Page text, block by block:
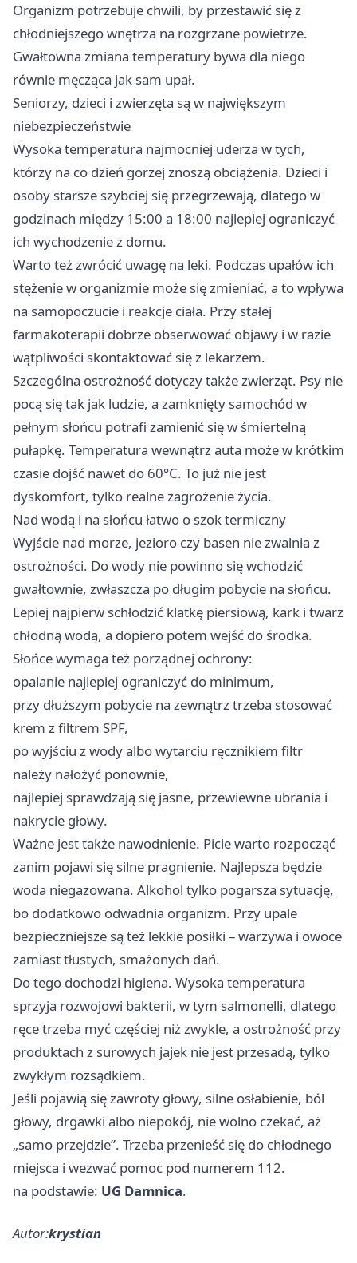
Organizm potrzebuje chwili, by przestawić się z
chłodniejszego wnętrza na rozgrzane powietrze.
Gwałtowna zmiana temperatury bywa dla niego
równie męcząca jak sam upał.
Seniorzy, dzieci i zwierzęta są w największym
niebezpieczeństwie
Wysoka temperatura najmocniej uderza w tych,
którzy na co dzień gorzej znoszą obciążenia. Dzieci i
osoby starsze szybciej się przegrzewają, dlatego w
godzinach między 15:00 a 18:00 najlepiej ograniczyć
ich wychodzenie z domu.
Warto też zwrócić uwagę na leki. Podczas upałów ich
stężenie w organizmie może się zmieniać, a to wpływa
na samopoczucie i reakcje ciała. Przy stałej
farmakoterapii dobrze obserwować objawy i w razie
wątpliwości skontaktować się z lekarzem.
Szczególna ostrożność dotyczy także zwierząt. Psy nie
pocą się tak jak ludzie, a zamknięty samochód w
pełnym słońcu potrafi zamienić się w śmiertelną
pułapkę. Temperatura wewnątrz auta może w krótkim
czasie dojść nawet do 60°C. To już nie jest
dyskomfort, tylko realne zagrożenie życia.
Nad wodą i na słońcu łatwo o szok termiczny
Wyjście nad morze, jezioro czy basen nie zwalnia z
ostrożności. Do wody nie powinno się wchodzić
gwałtownie, zwłaszcza po długim pobycie na słońcu.
Lepiej najpierw schłodzić klatkę piersiową, kark i twarz
chłodną wodą, a dopiero potem wejść do środka.
Słońce wymaga też porządnej ochrony:
opalanie najlepiej ograniczyć do minimum,
przy dłuższym pobycie na zewnątrz trzeba stosować
krem z filtrem SPF,
po wyjściu z wody albo wytarciu ręcznikiem filtr
należy nałożyć ponownie,
najlepiej sprawdzają się jasne, przewiewne ubrania i
nakrycie głowy.
Ważne jest także nawodnienie. Picie warto rozpocząć
zanim pojawi się silne pragnienie. Najlepsza będzie
woda niegazowana. Alkohol tylko pogarsza sytuację,
bo dodatkowo odwadnia organizm. Przy upale
bezpieczniejsze są też lekkie posiłki – warzywa i owoce
zamiast tłustych, smażonych dań.
Do tego dochodzi higiena. Wysoka temperatura
sprzyja rozwojowi bakterii, w tym salmonelli, dlatego
ręce trzeba myć częściej niż zwykle, a ostrożność przy
produktach z surowych jajek nie jest przesadą, tylko
zwykłym rozsądkiem.
Jeśli pojawią się zawroty głowy, silne osłabienie, ból
głowy, drgawki albo niepokój, nie wolno czekać, aż
„samo przejdzie”. Trzeba przenieść się do chłodnego
miejsca i wezwać pomoc pod numerem 112.
na podstawie: UG Damnica.
Autor:krystian